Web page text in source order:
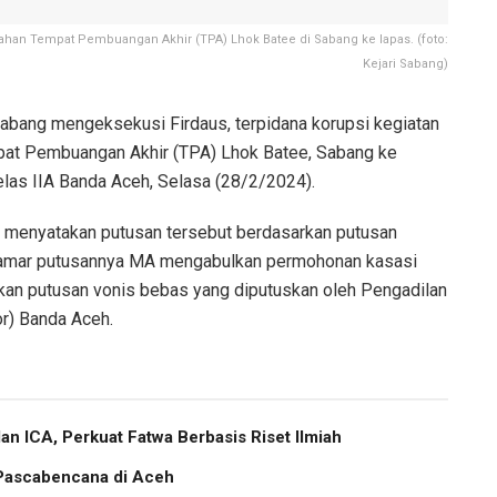
Tempat Pembuangan Akhir (TPA) Lhok Batee di Sabang ke lapas. (foto:
Kejari Sabang)
mengeksekusi Firdaus, terpidana korupsi kegiatan
Pembuangan Akhir (TPA) Lhok Batee, Sabang ke
IIA Banda Aceh, Selasa (28/2/2024).
putusan tersebut berdasarkan putusan
putusannya MA mengabulkan permohonan kasasi
putusan vonis bebas yang diputuskan oleh Pengadilan
Banda Aceh.
ICA, Perkuat Fatwa Berbasis Riset Ilmiah
di Aceh